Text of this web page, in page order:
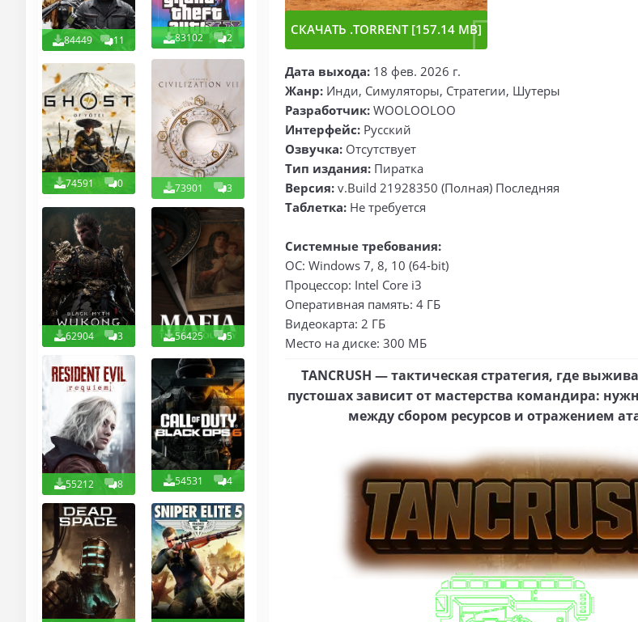
84449 11 83102 2
74591 0 73901 3
62904 3 56425 5
55212 8 54531 4
СКАЧАТЬ .TORRENT [157.14 MB]
Дата выхода: 18 фев. 2026 г.
Жанр: Инди, Симуляторы, Стратегии, Шутеры
Разработчик: WOOLOOLOO
Интерфейс: Русский
Озвучка: Отсутствует
Тип издания: Пиратка
Версия: v.Build 21928350 (Полная) Последняя
Таблетка: Не требуется
Системные требования:
ОС: Windows 7, 8, 10 (64-bit)
Процессор: Intel Core i3
Оперативная память: 4 ГБ
Видеокарта: 2 ГБ
Место на диске: 300 МБ
TANCRUSH — тактическая стратегия, где
пустошах зависит от мастерства командира:
между сбором ресурсов и отражением